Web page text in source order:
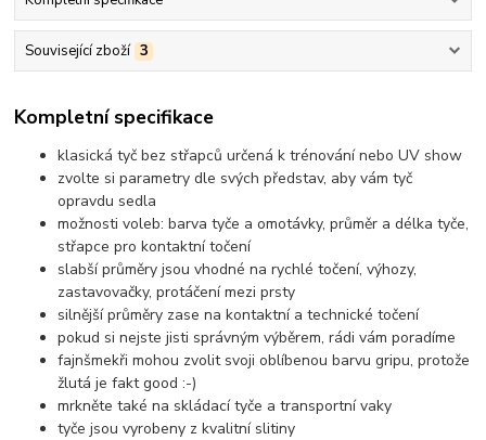
Související zboží 3
Kompletní specifikace
klasická tyč bez střapců určená k trénování nebo UV show
zvolte si parametry dle svých představ, aby vám tyč
opravdu sedla
možnosti voleb: barva tyče a omotávky, průměr a délka tyče,
střapce pro kontaktní točení
slabší průměry jsou vhodné na rychlé točení, výhozy,
zastavovačky, protáčení mezi prsty
silnější průměry zase na kontaktní a technické točení
pokud si nejste jisti správným výběrem, rádi vám poradíme
fajnšmekři mohou zvolit svoji oblíbenou barvu gripu, protože
žlutá je fakt good :-)
mrkněte také na skládací tyče a transportní vaky
tyče jsou vyrobeny z kvalitní slitiny